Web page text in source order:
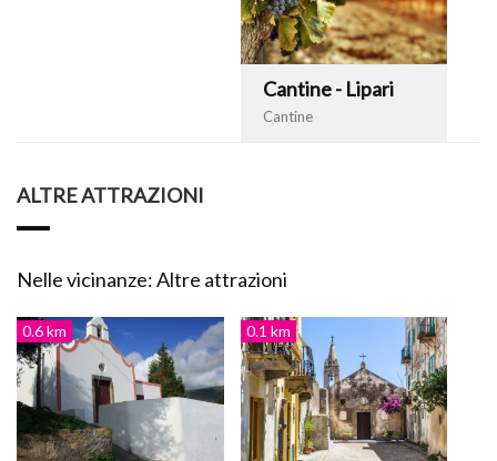
Cantine - Lipari
Cantine
ALTRE ATTRAZIONI
Nelle vicinanze: Altre attrazioni
0.6 km 0.1 km